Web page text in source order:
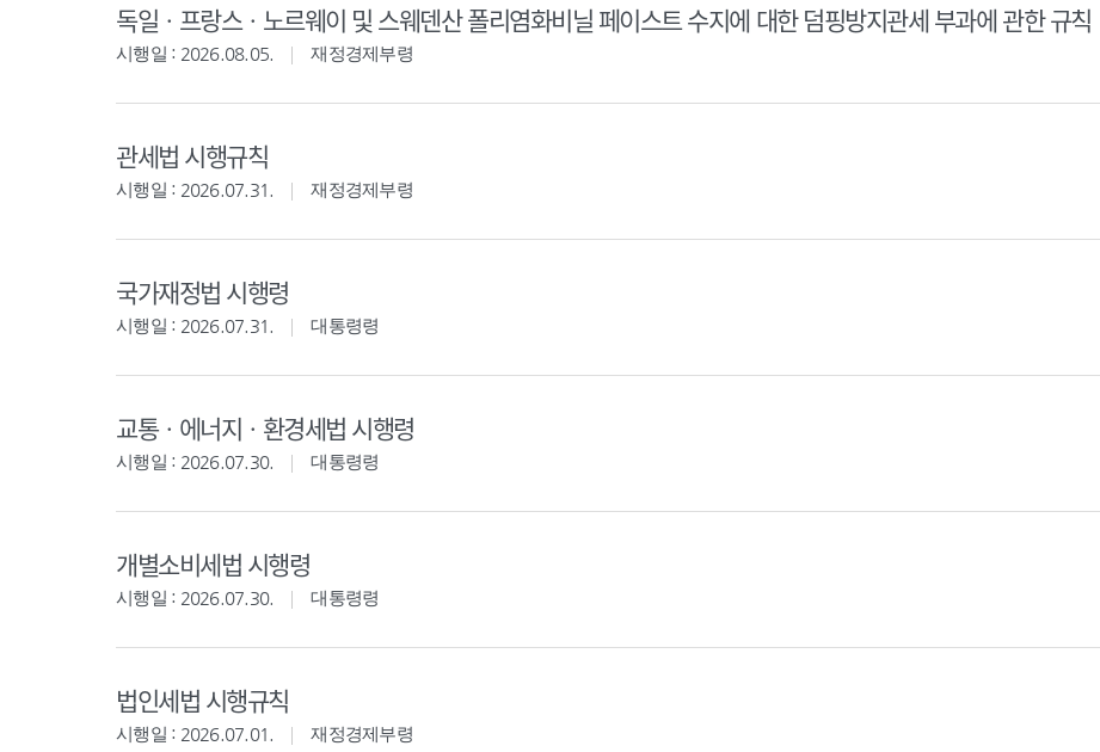
독일ㆍ프랑스ㆍ노르웨이 및 스웨덴산 폴리염화비닐 페이스트 수지에 대한 덤핑방지관세 부과에 관한 규칙
시행일 : 2026.08.05. 재정경제부령
관세법 시행규칙
시행일 : 2026.07.31. 재정경제부령
국가재정법 시행령
시행일 : 2026.07.31. 대통령령
교통ㆍ에너지ㆍ환경세법 시행령
시행일 : 2026.07.30. 대통령령
개별소비세법 시행령
시행일 : 2026.07.30. 대통령령
법인세법 시행규칙
시행일 : 2026.07.01. 재정경제부령